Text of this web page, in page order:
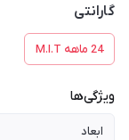
گارانتی
24 ماهه M.I.T
ویژگی‌ها
ابعاد